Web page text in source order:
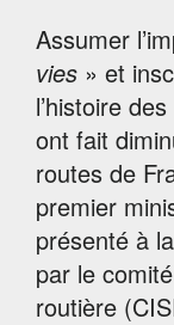
Assumer
vies » et
l’histoire des
ont fait
routes de
premier
présenté à
par le
routière